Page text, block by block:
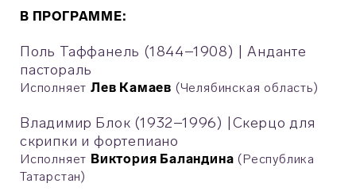
В ПРОГРАММЕ:
Поль Таффанель (1844–1908) |Анданте
пастораль
Исполняет Лев Камаев (Челябинская область)
Владимир Блок (1932–1996)
Скерцо для
скрипки и фортепиано
Исполняет Виктория Баландина (Республика
Татарстан)